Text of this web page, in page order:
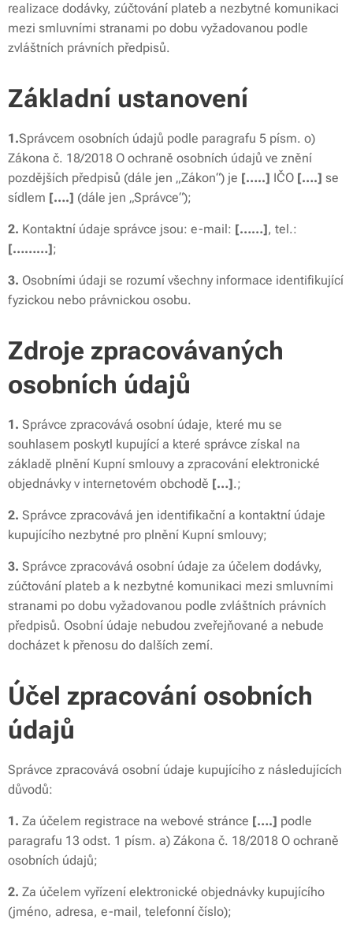
realizace dodávky, zúčtování plateb a nezbytné komunikaci
mezi smluvními stranami po dobu vyžadovanou podle
zvláštních právních předpisů.
Základní ustanovení
1.Správcem osobních údajů podle paragrafu 5 písm. o)
Zákona č. 18/2018 O ochraně osobních údajů ve znění
pozdějších předpisů (dále jen „Zákon“) je […..] IČO [….] se
sídlem [….] (dále jen „Správce“);
2. Kontaktní údaje správce jsou: e-mail: [……], tel.:
[………];
3. Osobními údaji se rozumí všechny informace identifikující
fyzickou nebo právnickou osobu.
Zdroje zpracovávaných
osobních údajů
1. Správce zpracovává osobní údaje, které mu se
souhlasem poskytl kupující a které správce získal na
základě plnění Kupní smlouvy a zpracování elektronické
objednávky v internetovém obchodě […].;
2. Správce zpracovává jen identifikační a kontaktní údaje
kupujícího nezbytné pro plnění Kupní smlouvy;
3. Správce zpracovává osobní údaje za účelem dodávky,
zúčtování plateb a k nezbytné komunikaci mezi smluvními
stranami po dobu vyžadovanou podle zvláštních právních
předpisů. Osobní údaje nebudou zveřejňované a nebude
docházet k přenosu do dalších zemí.
Účel zpracování osobních
údajů
Správce zpracovává osobní údaje kupujícího z následujících
důvodů:
1. Za účelem registrace na webové stránce [….] podle
paragrafu 13 odst. 1 písm. a) Zákona č. 18/2018 O ochraně
osobních údajů;
2. Za účelem vyřízení elektronické objednávky kupujícího
(jméno, adresa, e-mail, telefonní číslo);